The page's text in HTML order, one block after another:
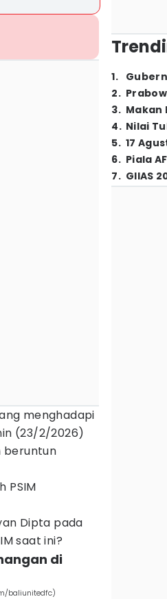
menghadapi
(23/2/2026)
beruntun
PSIM
Dipta pada
saat ini?
di
baliunitedfc)
1.
2.
3. Makan
4. Nilai
5. 17
6. Piala
7. GIIAS